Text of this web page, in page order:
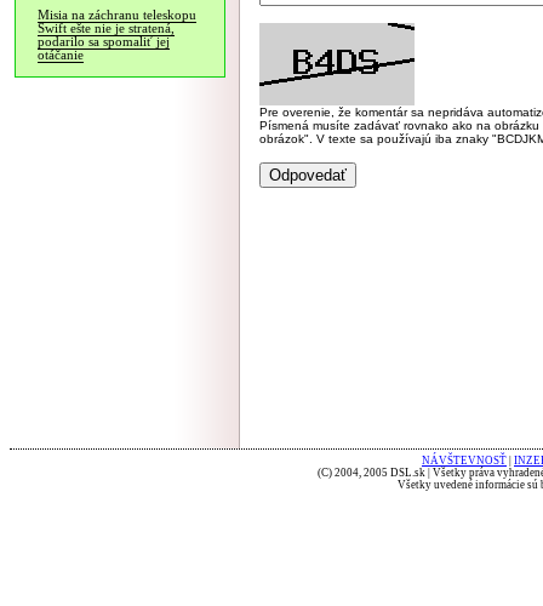
Misia na záchranu teleskopu
Swift ešte nie je stratená,
podarilo sa spomaliť jej
otáčanie
Pre overenie, že komentár sa nepridáva
Písmená musíte zadávať rovnako ako na
obrázok". V texte sa používajú iba znaky
NÁVŠTEVNOSŤ
(C) 2004, 2005 DSL.sk | Všetky práva
Všetky uvedené informácie sú